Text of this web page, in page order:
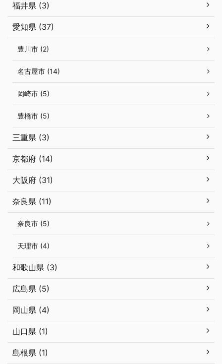
福井県 (3)
愛知県 (37)
豊川市 (2)
名古屋市 (14)
岡崎市 (5)
豊橋市 (5)
三重県 (3)
京都府 (14)
大阪府 (31)
奈良県 (11)
奈良市 (5)
天理市 (4)
和歌山県 (3)
広島県 (5)
岡山県 (4)
山口県 (1)
島根県 (1)